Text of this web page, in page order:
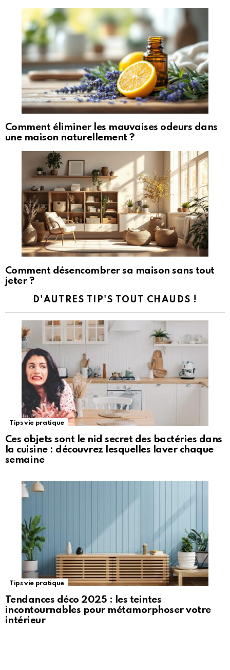
Comment éliminer les mauvaises odeurs dans
une maison naturellement ?
Comment désencombrer sa maison sans tout
jeter ?
D'AUTRES TIP'S TOUT CHAUDS !
Tips vie pratique
Ces objets sont le nid secret des bactéries dans
la cuisine : découvrez lesquelles laver chaque
semaine
Tips vie pratique
Tendances déco 2025 : les teintes
incontournables pour métamorphoser votre
intérieur